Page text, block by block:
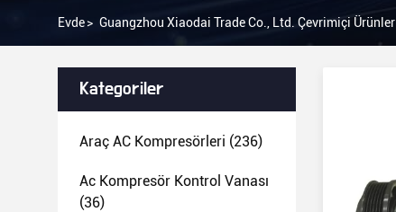
Evde> Guangzhou Xiaodai Trade Co., Ltd. Çevrimiçi Ürünler
Kategoriler
Araç AC Kompresörleri (236)
Ac Kompresör Kontrol Vanası
(36)